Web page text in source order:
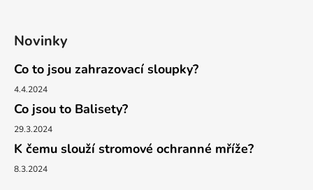
Novinky
Co to jsou zahrazovací sloupky?
4.4.2024
Co jsou to Balisety?
29.3.2024
K čemu slouží stromové ochranné mříže?
8.3.2024